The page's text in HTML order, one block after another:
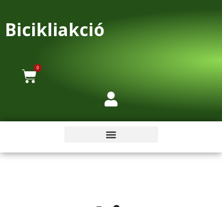
Bicikliakció
0